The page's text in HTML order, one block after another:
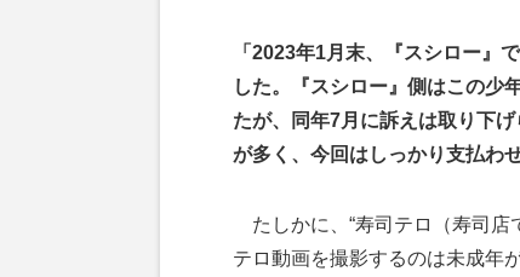
「2023年1月末、『スシロー』
した。『スシロー』側はこの少
たが、同年7月に訴えは取り下
が多く、今回はしっかり支払わ
たしかに、“寿司テロ（寿司店
テロ動画を撮影するのは未成年